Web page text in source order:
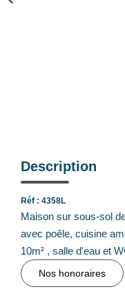
Description
Réf : 4358L
Maison sur sous-sol
avec poêle, cuisine
10m² , salle d'eau et
Nos honoraires